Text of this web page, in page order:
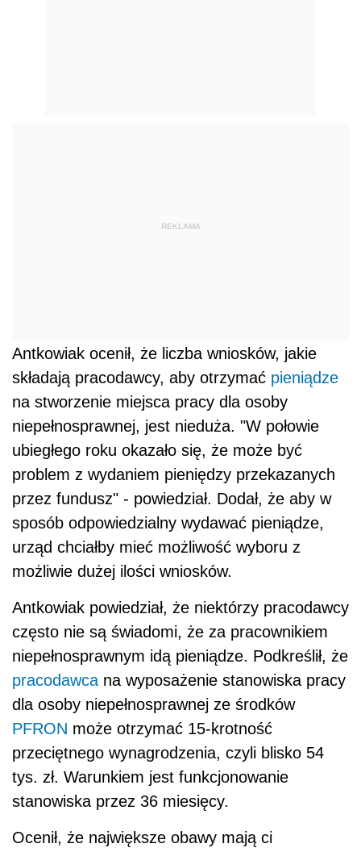
REKLAMA
Antkowiak ocenił, że liczba wniosków, jakie
składają pracodawcy, aby otrzymać pieniądze
na stworzenie miejsca pracy dla osoby
niepełnosprawnej, jest nieduża. "W połowie
ubiegłego roku okazało się, że może być
problem z wydaniem pieniędzy przekazanych
przez fundusz" - powiedział. Dodał, że aby w
sposób odpowiedzialny wydawać pieniądze,
urząd chciałby mieć możliwość wyboru z
możliwie dużej ilości wniosków.
Antkowiak powiedział, że niektórzy pracodawcy
często nie są świadomi, że za pracownikiem
niepełnosprawnym idą pieniądze. Podkreślił, że
pracodawca na wyposażenie stanowiska pracy
dla osoby niepełnosprawnej ze środków
PFRON może otrzymać 15-krotność
przeciętnego wynagrodzenia, czyli blisko 54
tys. zł. Warunkiem jest funkcjonowanie
stanowiska przez 36 miesięcy.
Ocenił, że największe obawy mają ci